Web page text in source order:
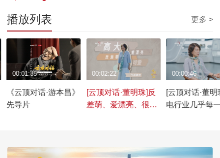
播放列表 更多 >
《云顶对话·游本昌》
先导片
00:01:35
[云顶对话·董明珠]反
差萌、爱漂亮、很可
00:02:22
[云顶对话·董明
电行业几乎每
00:00:46